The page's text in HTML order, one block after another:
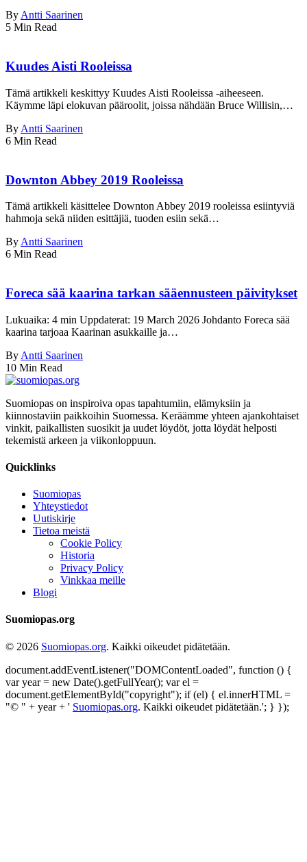
By Antti Saarinen
5 Min Read
Kuudes Aisti Rooleissa
Tämä artikkeli keskittyy Kuudes Aisti Rooleissa -aiheeseen.
Käymme läpi elokuvan pääroolit, joissa nähdään Bruce Willisin,…
By Antti Saarinen
6 Min Read
Downton Abbey 2019 Rooleissa
Tämä artikkeli käsittelee Downton Abbey 2019 rooleissa esiintyviä
hahmoja sekä niiden esittäjiä, tuoden esiin sekä…
By Antti Saarinen
6 Min Read
Foreca sää kaarina tarkan sääennusteen päivitykset
Lukuaika: 4 min Uppdaterat: 19 March 2026 Johdanto Foreca sää
kaarina tarjoaa Kaarinan asukkaille ja…
By Antti Saarinen
10 Min Read
Suomiopas on inspiroiva opas tapahtumiin, elämyksiin ja
kiinnostaviin paikkoihin Suomessa. Keräämme yhteen ajankohtaiset
vinkit, paikallisten suosikit ja uudet löydöt, jotta löydät helposti
tekemistä arkeen ja viikonloppuun.
Quicklinks
Suomiopas
Yhteystiedot
Uutiskirje
Tietoa meistä
Cookie Policy
Historia
Privacy Policy
Vinkkaa meille
Blogi
Suomiopas.org
© 2026 Suomiopas.org. Kaikki oikeudet pidätetään.
document.addEventListener("DOMContentLoaded", function () {
var year = new Date().getFullYear(); var el =
document.getElementById("copyright"); if (el) { el.innerHTML =
"© " + year + ' Suomiopas.org. Kaikki oikeudet pidätetään.'; } });